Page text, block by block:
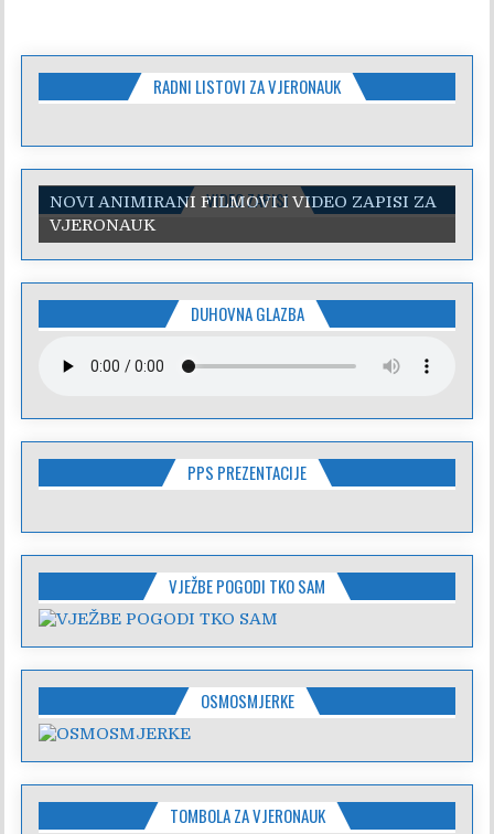
RADNI LISTOVI ZA VJERONAUK
VIDEO ZAPISI
NOVI ANIMIRANI FILMOVI I VIDEO ZAPISI ZA
VJERONAUK
DUHOVNA GLAZBA
PPS PREZENTACIJE
VJEŽBE POGODI TKO SAM
OSMOSMJERKE
TOMBOLA ZA VJERONAUK